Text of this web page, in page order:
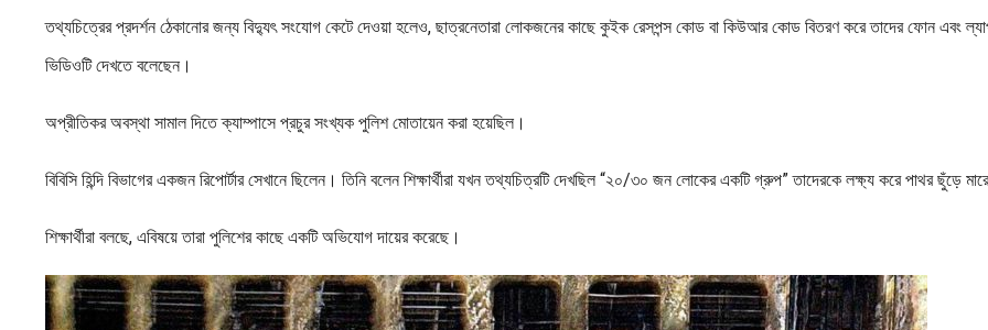
তথ্যচিত্রের প্রদর্শন ঠেকানোর জন্য বিদ্যুৎ সংযোগ কেটে দেওয়া হলেও, ছাত্রনেতারা লোকজনের কাছে কুইক রেসপন্স কোড বা কিউআর কোড বিতরণ করে তাদের ফোন এবং
ভিডিওটি দেখতে বলেছেন।
অপ্রীতিকর অবস্থা সামাল দিতে ক্যাম্পাসে প্রচুর সংখ্যক পুলিশ মোতায়েন করা হয়েছিল।
বিবিসি হিন্দি বিভাগের একজন রিপোর্টার সেখানে ছিলেন। তিনি বলেন শিক্ষার্থীরা যখন তথ্যচিত্রটি দেখছিল “২০/৩০ জন লোকের একটি গ্রুপ” তাদেরকে লক্ষ্য করে পাথর ছুঁড়ে
শিক্ষার্থীরা বলছে, এবিষয়ে তারা পুলিশের কাছে একটি অভিযোগ দায়ের করেছে।